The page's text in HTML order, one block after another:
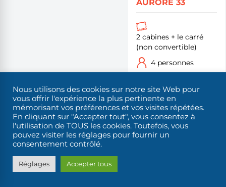
AURORE 33
2 cabines + le carré
(non convertible)
4 personnes
2 postes de pilotage
Confort à bord
Nous utilisons des cookies sur notre site Web pour
vous offrir l'expérience la plus pertinente en
mémorisant vos préférences et vos visites répétées.
En cliquant sur "Accepter tout", vous consentez à
l'utilisation de TOUS les cookies. Toutefois, vous
pouvez visiter les réglages pour fournir un
consentement contrôlé.
Réglages Accepter tous